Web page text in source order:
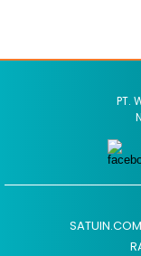
PT.
SATUIN.COM